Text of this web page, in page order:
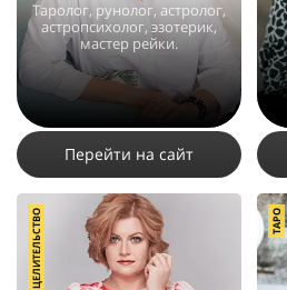
Таролог, рунолог, астролог,
астропсихолог, эзотерик,
мастер рейки.
22287 150 6
Перейти на сайт
ЦЕЛИТЕЛЬСТВО ТАРО